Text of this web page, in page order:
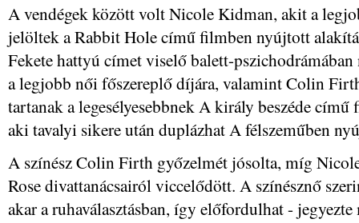
A vendégek között volt Nicole Kidman, akit a
jelöltek a Rabbit Hole című filmben nyújtott
Fekete hattyú címet viselő balett-
a legjobb női főszereplő díjára, valamint Colin
tartanak a legesélyesebbnek A király beszéde
aki tavalyi sikere után duplázhat A félszeműben
A színész Colin Firth győzelmét jósolta, míg
Rose divattanácsairól viccelődött. A színésznő
akar a ruhaválasztásban, így előfordulhat -